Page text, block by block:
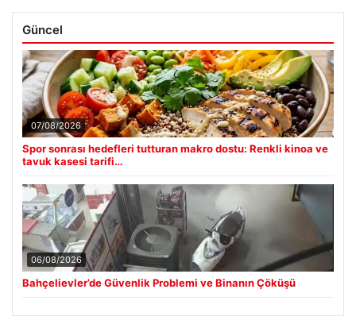
Güncel
07/08/2026
Spor sonrası hedefleri tutturan makro dostu: Renkli kinoa ve
tavuk kasesi tarifi…
06/08/2026
Bahçelievler’de Güvenlik Problemi ve Binanın Çöküşü